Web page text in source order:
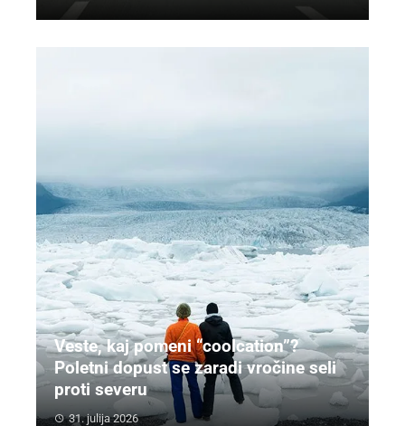
Veste, kaj pomeni “coolcation”?
Poletni dopust se zaradi vročine seli
proti severu
31. julija 2026